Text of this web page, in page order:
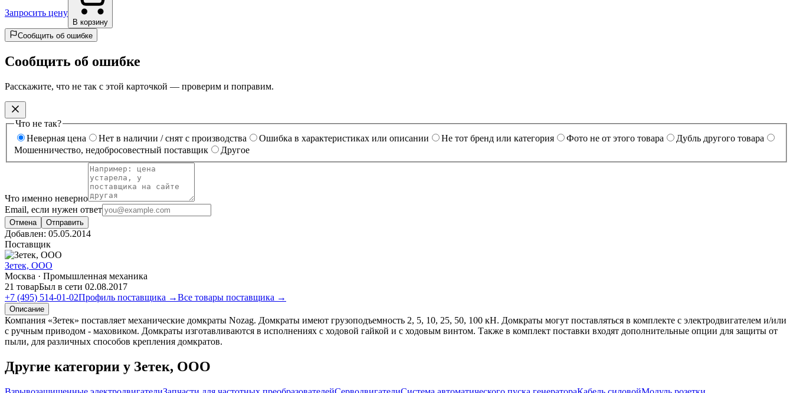
Запросить цену
В корзину
Сообщить об ошибке
Сообщить об ошибке
Расскажите, что не так с этой карточкой — проверим и поправим.
Что не так?
Неверная цена
Нет в наличии / снят с производства Ошибка в характеристиках или описании Не тот бренд или категория Фото не от этого товара
Дубль другого товара
Мошенничество, недобросовестный поставщик
Другое
Что именно неверно
Email, если нужен ответ
Отмена Отправить
Добавлен: 05.05.2014
Поставщик
Зетек, ООО
Москва · Промышленная механика
21 товарБыл в сети 02.08.2017
+7 (495) 514-01-02Профиль поставщика →Все товары поставщика →
Описание
Компания «Зетек» поставляет механические домкраты Nozag. Домкраты имеют грузоподъемность 2, 5, 10, 25, 50, 100 кН. Домкраты могут поставляться в комплекте с электродвигателем и/или
с ручным приводом - маховиком. Домкраты изготавливаются в исполнениях с ходовой гайкой и с ходовым винтом. Также в комплект поставки входят дополнительные опции для защиты от
пыли, для различных способов крепления домкратов.
Другие категории у Зетек, ООО